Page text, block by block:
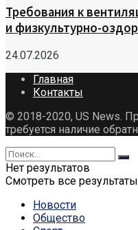
Требования к
и физкультурно-
24.07.2026
Главная
Контакты
© 2018-2020, US News.
требуется наличие
Нет результатов
Смотреть все результаты
Новости
Общество